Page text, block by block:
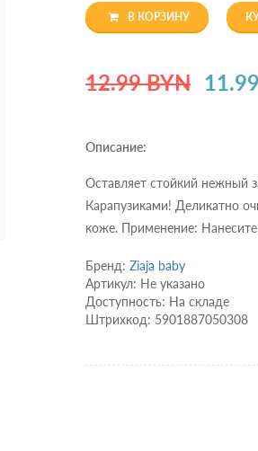
В КОРЗИНУ
12.99 BYN
Описание:
Оставляет стойкий нежный
Карапузиками! Деликатно
коже. Применение:
Бренд: Ziaja baby
Артикул: Не указано
Доступность: На складе
Штрихкод: 5901887050308